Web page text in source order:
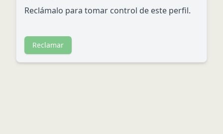
Reclámalo para tomar control de este perfil.
Reclamar